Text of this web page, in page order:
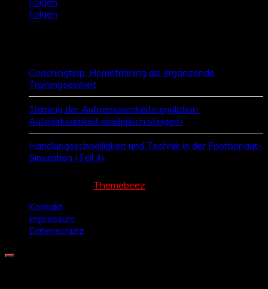
Folgen
Coachingtipp: Hometraining als ergänzende
Trainingseinheit
Training der Aufmerksamkeitsregulation:
Aufmerksamkeit spielerisch steigern
Handlungsschnelligkeit und Technik in der Footbonaut-
Simulation (Teil 4)
Themebeez
Kontakt
Impressum
Datenschutz